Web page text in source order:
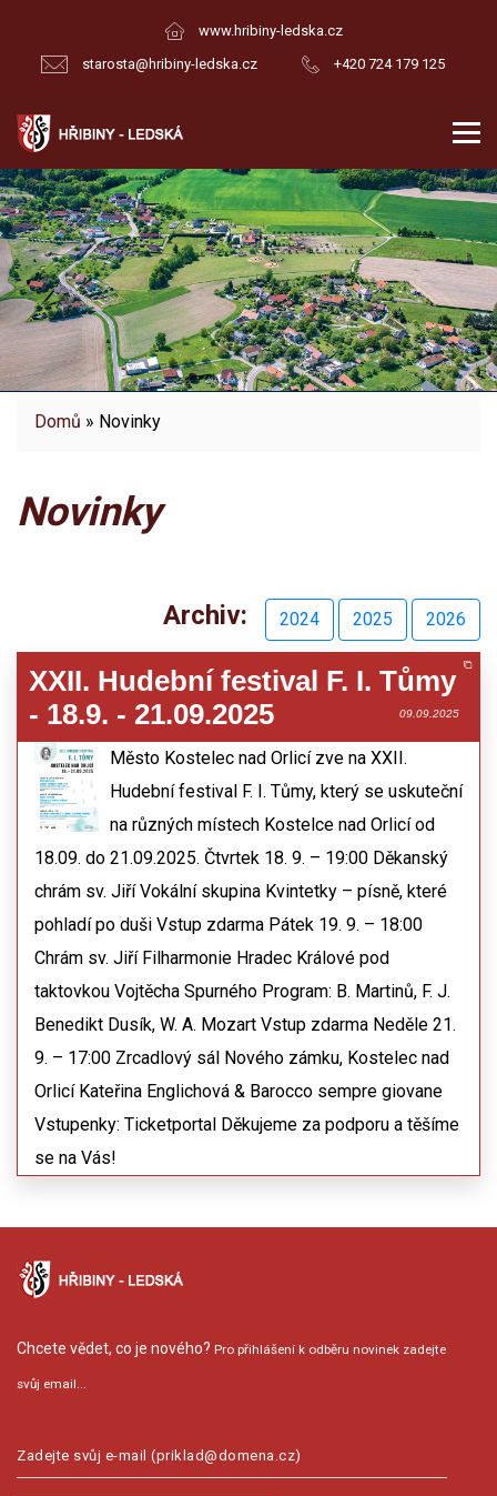
www.hribiny-ledska.cz
starosta@hribiny-ledska.cz
+420 724 179 125
Domů » Novinky
Novinky
Archiv: 2024 2025 2026
XXII. Hudební festival F. I. Tůmy
- 18.9. - 21.09.2025
09.09.2025
Město Kostelec nad Orlicí zve na XXII.
Hudební festival F. I. Tůmy, který se uskuteční
na různých místech Kostelce nad Orlicí od
18.09. do 21.09.2025. Čtvrtek 18. 9. – 19:00 Děkanský
chrám sv. Jiří Vokální skupina Kvintetky – písně, které
pohladí po duši Vstup zdarma Pátek 19. 9. – 18:00
Chrám sv. Jiří Filharmonie Hradec Králové pod
taktovkou Vojtěcha Spurného Program: B. Martinů, F. J.
Benedikt Dusík, W. A. Mozart Vstup zdarma Neděle 21.
9. – 17:00 Zrcadlový sál Nového zámku, Kostelec nad
Orlicí Kateřina Englichová & Barocco sempre giovane
Vstupenky: Ticketportal Děkujeme za podporu a těšíme
se na Vás!
Chcete vědet, co je nového? Pro přihlášení k odběru novinek zadejte
svůj email...